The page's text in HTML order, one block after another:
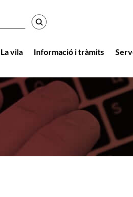
La vila Informació i tràmits